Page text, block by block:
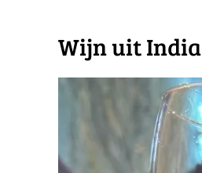
Wijn uit India